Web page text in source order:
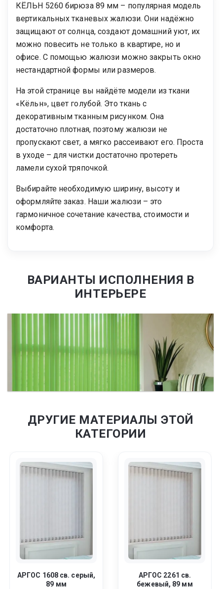
КЁЛЬН 5260 бирюза 89 мм – популярная модель
вертикальных тканевых жалюзи. Они надёжно
защищают от солнца, создают домашний уют, их
можно повесить не только в квартире, но и
офисе. С помощью жалюзи можно закрыть окно
нестандартной формы или размеров.
На этой странице вы найдёте модели из ткани
«Кёльн», цвет голубой. Это ткань с
декоративным тканным рисунком. Она
достаточно плотная, поэтому жалюзи не
пропускают свет, а мягко рассеивают его. Проста
в уходе – для чистки достаточно протереть
ламели сухой тряпочкой.
Выбирайте необходимую ширину, высоту и
оформляйте заказ. Наши жалюзи – это
гармоничное сочетание качества, стоимости и
комфорта.
ВАРИАНТЫ ИСПОЛНЕНИЯ В
ИНТЕРЬЕРЕ
ДРУГИЕ МАТЕРИАЛЫ ЭТОЙ
КАТЕГОРИИ
АРГОС 1608 св. серый,
89 мм
АРГОС 2261 св.
бежевый, 89 мм